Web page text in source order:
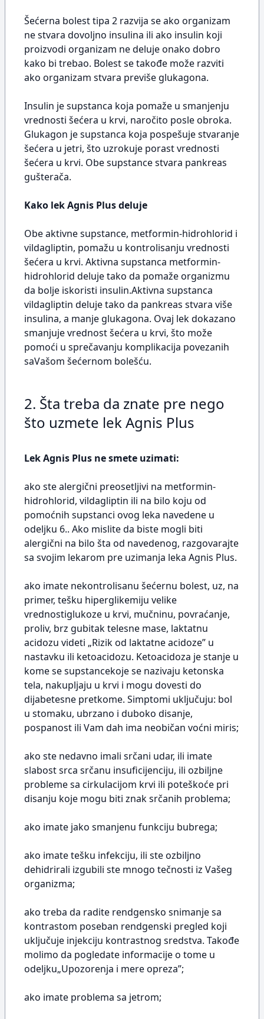
Šećerna bolest tipa 2 razvija se ako organizam
ne stvara dovoljno insulina ili ako insulin koji
proizvodi organizam ne deluje onako dobro
kako bi trebao. Bolest se takođe može razviti
ako organizam stvara previše glukagona.
Insulin je supstanca koja pomaže u smanjenju
vrednosti šećera u krvi, naročito posle obroka.
Glukagon je supstanca koja pospešuje stvaranje
šećera u jetri, što uzrokuje porast vrednosti
šećera u krvi. Obe supstance stvara pankreas
gušterača.
Kako lek Agnis Plus deluje
Obe aktivne supstance, metformin-hidrohlorid i
vildagliptin, pomažu u kontrolisanju vrednosti
šećera u krvi. Aktivna supstanca metformin-
hidrohlorid deluje tako da pomaže organizmu
da bolje iskoristi insulin.Aktivna supstanca
vildagliptin deluje tako da pankreas stvara više
insulina, a manje glukagona. Ovaj lek dokazano
smanjuje vrednost šećera u krvi, što može
pomoći u sprečavanju komplikacija povezanih
saVašom šećernom bolešću.
2. Šta treba da znate pre nego
što uzmete lek Agnis Plus
Lek Agnis Plus ne smete uzimati:
ako ste alergični preosetljivi na metformin-
hidrohlorid, vildagliptin ili na bilo koju od
pomoćnih supstanci ovog leka navedene u
odeljku 6.. Ako mislite da biste mogli biti
alergični na bilo šta od navedenog, razgovarajte
sa svojim lekarom pre uzimanja leka Agnis Plus.
ako imate nekontrolisanu šećernu bolest, uz, na
primer, tešku hiperglikemiju velike
vrednostiglukoze u krvi, mučninu, povraćanje,
proliv, brz gubitak telesne mase, laktatnu
acidozu videti „Rizik od laktatne acidoze” u
nastavku ili ketoacidozu. Ketoacidoza je stanje u
kome se supstancekoje se nazivaju ketonska
tela, nakupljaju u krvi i mogu dovesti do
dijabetesne pretkome. Simptomi uključuju: bol
u stomaku, ubrzano i duboko disanje,
pospanost ili Vam dah ima neobičan voćni miris;
ako ste nedavno imali srčani udar, ili imate
slabost srca srčanu insuficijenciju, ili ozbiljne
probleme sa cirkulacijom krvi ili poteškoće pri
disanju koje mogu biti znak srčanih problema;
ako imate jako smanjenu funkciju bubrega;
ako imate tešku infekciju, ili ste ozbiljno
dehidrirali izgubili ste mnogo tečnosti iz Vašeg
organizma;
ako treba da radite rendgensko snimanje sa
kontrastom poseban rendgenski pregled koji
uključuje injekciju kontrastnog sredstva. Takođe
molimo da pogledate informacije o tome u
odeljku„Upozorenja i mere opreza”;
ako imate problema sa jetrom;